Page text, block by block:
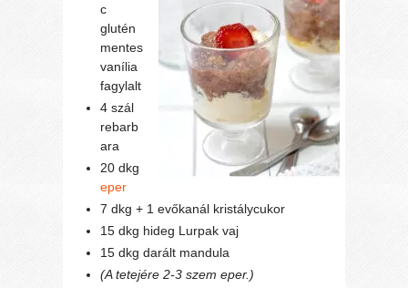
c
glutén
mentes
vanília
fagylalt
4 szál
rebarb
ara
20 dkg
eper
7 dkg + 1 evőkanál kristálycukor
15 dkg hideg Lurpak vaj
15 dkg darált mandula
(A tetejére 2-3 szem eper.)